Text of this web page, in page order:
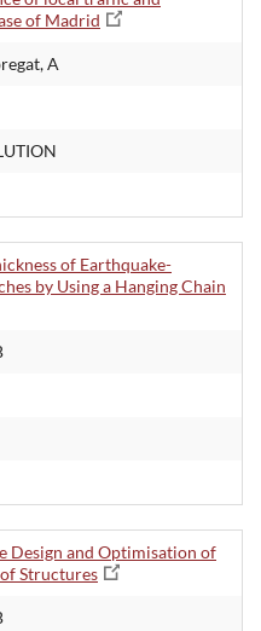
of Madrid
A
of Earthquake-
by Using a Hanging Chain
Design and Optimisation of
Structures